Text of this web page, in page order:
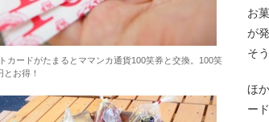
カードがたまるとママンカ通貨100笑券と交換。100笑
とお得！
お
が
そ
ほ
ー